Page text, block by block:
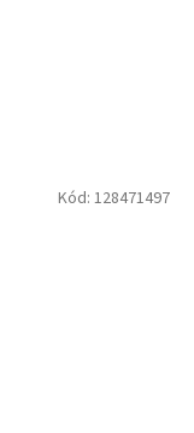
Kód: 128471497